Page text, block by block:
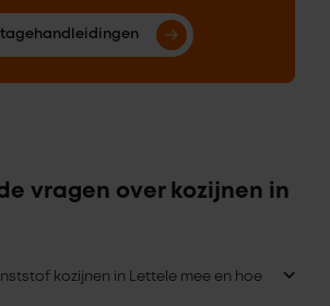
vragen over kozijnen in
kozijnen in Lettele mee en hoe